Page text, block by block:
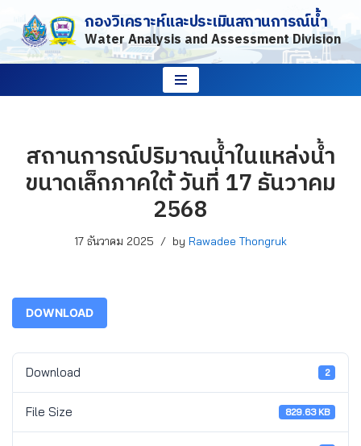
Skip
to
กองวิเคราะห์และประเมินสถานการณ์น้ำ
Water Analysis and Assessment Division
สถานการณ์ปริมาณน้ำในแหล่งน้ำ
ขนาดเล็กภาคใต้ วันที่ 17 ธันวาคม
2568
17 ธันวาคม 2025 by Rawadee Thongruk
DOWNLOAD
Download 2
File Size 829.63 KB